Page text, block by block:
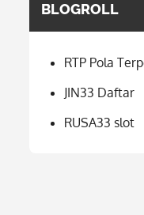
BLOGROLL
RTP Pola
JIN33 Daftar
RUSA33 slot